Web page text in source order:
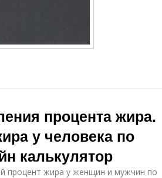
процента жира.
у человека по
калькулятор
процент жира у женщин и мужчин по